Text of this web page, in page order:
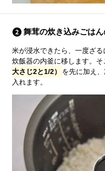
舞茸の炊き込みごは
米が浸水できたら、一度ざる
炊飯器の内釜に移します。そ
大さじ2と1/2）
を先に加え
入れます。